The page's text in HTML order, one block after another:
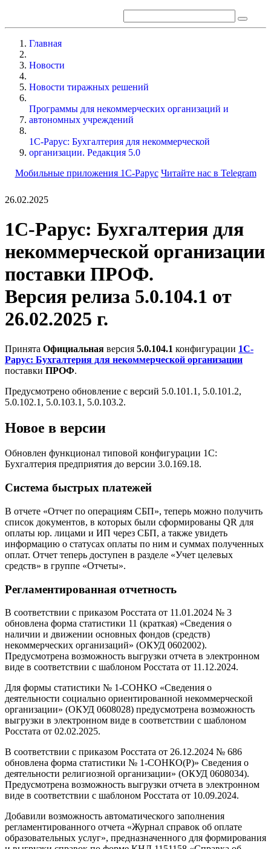
Главная
Новости
Новости тиражных решений
Программы для некоммерческих организаций и
автономных учреждений
1С-Рарус: Бухгалтерия для некоммерческой
организации. Редакция 5.0
Мобильные приложения 1С-Рарус Читайте нас в Telegram
26.02.2025
1С-Рарус: Бухгалтерия для
некоммерческой организации
поставки ПРОФ.
Версия релиза 5.0.104.1 от
26.02.2025 г.
Принята Официальная версия 5.0.104.1 конфигурации 1С-
Рарус: Бухгалтерия для некоммерческой организации
поставки ПРОФ.
Предусмотрено обновление с версий 5.0.101.1, 5.0.101.2,
5.0.102.1, 5.0.103.1, 5.0.103.2.
Новое в версии
Обновлен функционал типовой конфигурации 1С:
Бухгалтерия предприятия до версии 3.0.169.18.
Система быстрых платежей
В отчете «Отчет по операциям СБП», теперь можно получить
список документов, в которых были сформированы QR для
оплаты юр. лицами и ИП через СБП, а также увидеть
информацию о статусах оплаты по ним и суммах полученных
оплат. Отчет теперь доступен в разделе «Учет целевых
средств» в группе «Отчеты».
Регламентированная отчетность
В соответствии с приказом Росстата от 11.01.2024 № 3
обновлена форма статистики 11 (краткая) «Сведения о
наличии и движении основных фондов (средств)
некоммерческих организаций» (ОКУД 0602002).
Предусмотрена возможность выгрузки отчета в электронном
виде в соответствии с шаблоном Росстата от 11.12.2024.
Для формы статистики № 1-СОНКО «Сведения о
деятельности социально ориентированной некоммерческой
организации» (ОКУД 0608028) предусмотрена возможность
выгрузки в электронном виде в соответствии с шаблоном
Росстата от 02.02.2025.
В соответствии с приказом Росстата от 26.12.2024 № 686
обновлена форма статистики № 1-СОНКО(Р)» Сведения о
деятельности религиозной организации» (ОКУД 0608034).
Предусмотрена возможность выгрузки отчета в электронном
виде в соответствии с шаблоном Росстата от 10.09.2024.
Добавили возможность автоматического заполнения
регламентированного отчета «Журнал справок об оплате
образовательных услуг», предназначенного для формирования